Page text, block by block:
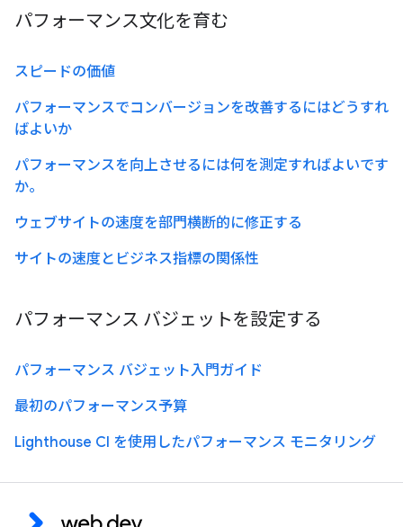
パフォーマンス文化を育む
スピードの価値
パフォーマンスでコンバージョンを改善するにはどうすれ
ばよいか
パフォーマンスを向上させるには何を測定すればよいです
か。
ウェブサイトの速度を部門横断的に修正する
サイトの速度とビジネス指標の関係性
パフォーマンス バジェットを設定する
パフォーマンス バジェット入門ガイド
最初のパフォーマンス予算
Lighthouse CI を使用したパフォーマンス モニタリング